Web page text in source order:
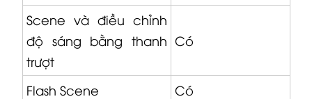
Scene và điều chỉnh
độ sáng bằng thanh
trượt
Có
Flash Scene Có